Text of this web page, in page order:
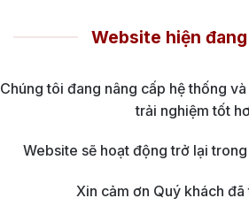
Website hiện
Chúng tôi đang nâng cấp hệ thống
trải nghiệm tốt
Website sẽ hoạt động trở lại
Xin cảm ơn Quý khách đã